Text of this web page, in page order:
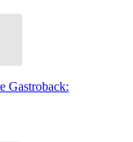
Gastroback: